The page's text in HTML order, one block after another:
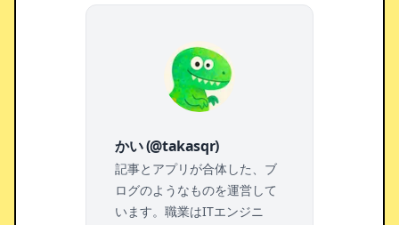
かい (@takasqr)
記事とアプリが合体した、ブ
ログのようなものを運営して
います。職業はITエンジニ